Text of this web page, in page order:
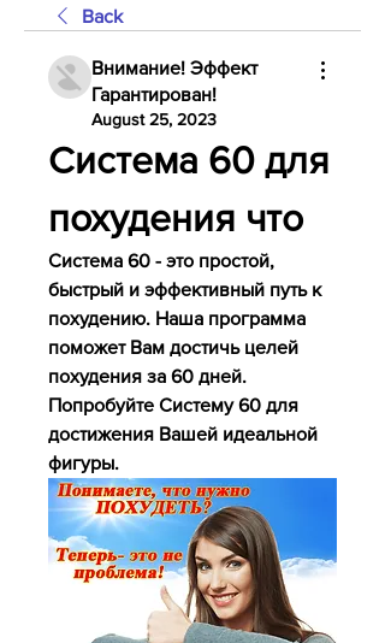
Back
Внимание! Эффект
Гарантирован!
August 25, 2023
Система 60 для
похудения что
Система 60 - это простой,
быстрый и эффективный путь к
похудению. Наша программа
поможет Вам достичь целей
похудения за 60 дней.
Попробуйте Систему 60 для
достижения Вашей идеальной
фигуры.